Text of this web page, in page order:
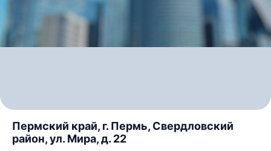
Пермский край, г. Пермь, Свердловский
район, ул. Мира, д. 22